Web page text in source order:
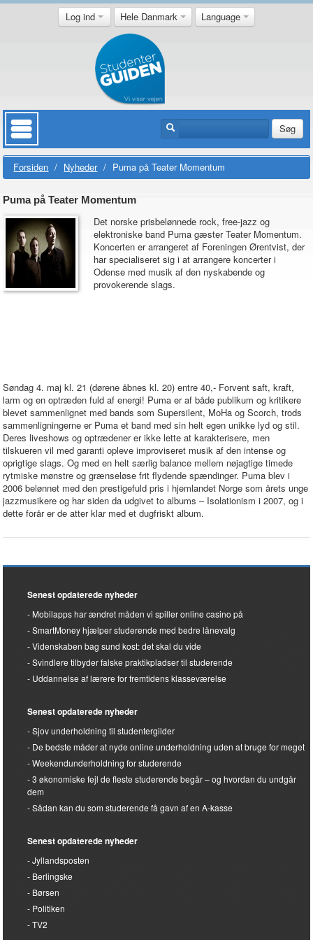
Log ind Hele Danmark Language
Søg
Forsiden / Nyheder / Puma på Teater Momentum
Puma på Teater Momentum
Det norske prisbelønnede rock, free-jazz og
elektroniske band Puma gæster Teater Momentum.
Koncerten er arrangeret af Foreningen Ørentvist, der
har specialiseret sig i at arrangere koncerter i
Odense med musik af den nyskabende og
provokerende slags.
Søndag 4. maj kl. 21 (dørene åbnes kl. 20) entre 40,- Forvent saft, kraft,
larm og en optræden fuld af energi! Puma er af både publikum og kritikere
blevet sammenlignet med bands som Supersilent, MoHa og Scorch, trods
sammenligningerne er Puma et band med sin helt egen unikke lyd og stil.
Deres liveshows og optrædener er ikke lette at karakterisere, men
tilskueren vil med garanti opleve improviseret musik af den intense og
oprigtige slags. Og med en helt særlig balance mellem nøjagtige timede
rytmiske mønstre og grænseløse frit flydende spændinger. Puma blev i
2006 belønnet med den prestigefuld pris i hjemlandet Norge som årets unge
jazzmusikere og har siden da udgivet to albums – Isolationism i 2007, og i
dette forår er de atter klar med et dugfriskt album.
Senest opdaterede nyheder
Mobilapps har ændret måden vi spiller online casino på
SmartMoney hjælper studerende med bedre lånevalg
Videnskaben bag sund kost: det skal du vide
Svindlere tilbyder falske praktikpladser til studerende
Uddannelse af lærere for fremtidens klasseværelse
Senest opdaterede nyheder
Sjov underholdning til studentergilder
De bedste måder at nyde online underholdning uden at bruge for meget
Weekendunderholdning for studerende
3 økonomiske fejl de fleste studerende begår – og hvordan du undgår
dem
Sådan kan du som studerende få gavn af en A-kasse
Senest opdaterede nyheder
Jyllandsposten
Berlingske
Børsen
Politiken
TV2